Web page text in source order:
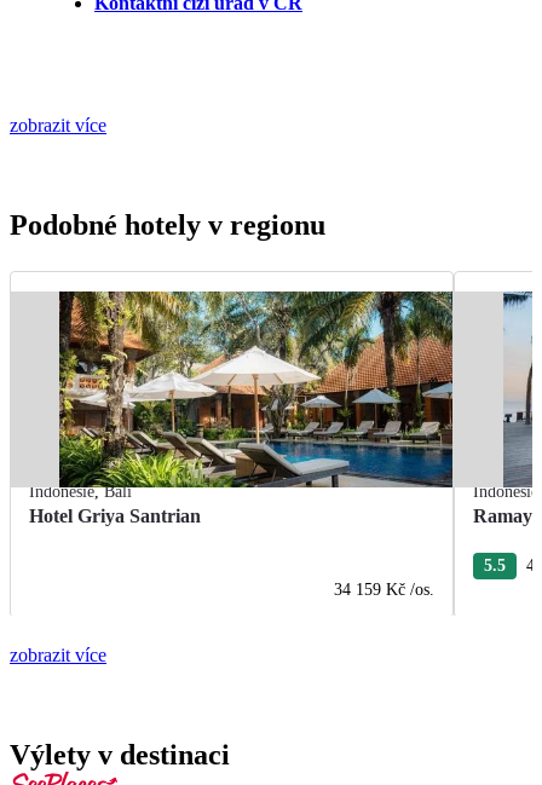
zobrazit více
Podobné hotely v regionu
Indonésie,Bali
Hotel Griya Santrian
34 159 Kč /os.
Indonésie
5.5 4
zobrazit více
Výlety v destinaci